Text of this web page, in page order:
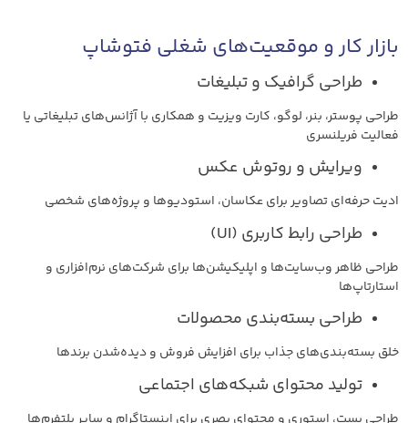
بازار کار و موقعیت‌های شغلی فتوشاپ
طراحی گرافیک و تبلیغات
طراحی پوستر، بنر، لوگو، کارت ویزیت و همکاری با آژانس‌های تبلیغاتی یا
فعالیت فریلنسری
ویرایش و روتوش عکس
ادیت حرفه‌ای تصاویر برای عکاسان، استودیوها و پروژه‌های شخصی
طراحی رابط کاربری (UI)
طراحی ظاهر وب‌سایت‌ها و اپلیکیشن‌ها برای شرکت‌های نرم‌افزاری و
استارتاپ‌ها
طراحی بسته‌بندی محصولات
خلق بسته‌بندی‌های جذاب برای افزایش فروش و دیده‌شدن برندها
تولید محتوای شبکه‌های اجتماعی
طراحی پست، استوری و محتوای بصری برای اینستاگرام و سایر پلتفرم‌ها